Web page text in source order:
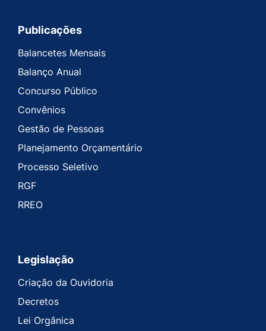
Publicações
Balancetes Mensais
Balanço Anual
Concurso Público
Convênios
Gestão de Pessoas
Planejamento Orçamentário
Processo Seletivo
RGF
RREO
Legislação
Criação da Ouvidoria
Decretos
Lei Orgânica